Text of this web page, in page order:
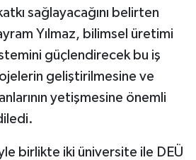
sağlayacağını belirten
Yılmaz, bilimsel üretimi
güçlendirecek bu iş
geliştirilmesine ve
yetişmesine önemli
birlikte iki üniversite ile DEÜ